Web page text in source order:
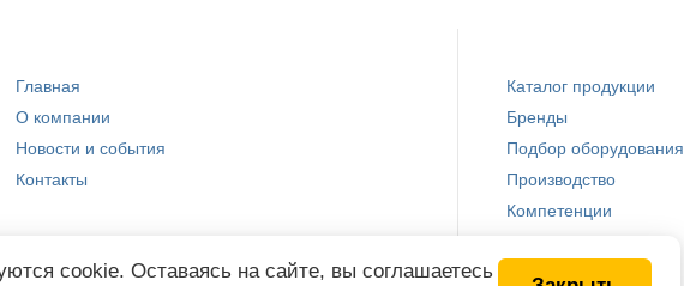
Главная
О компании
Новости и события
Контакты
Каталог продукции
Бренды
Подбор оборудования
Производство
Компетенции
cookie. Оставаясь на сайте, вы соглашаетесь